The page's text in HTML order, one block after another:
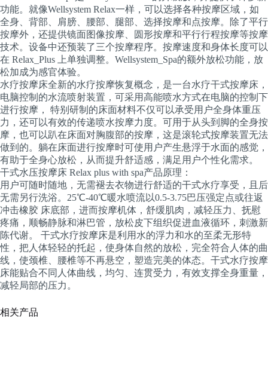
功能。就像Wellsystem Relax一样，可以选择各种按摩区域，如
全身、背部、肩膀、腰部、腿部、选择按摩和点按摩。除了平行
按摩外，还提供镜面图像按摩、圆形按摩和平行行程按摩等按摩
技术。设备中还预装了三个按摩程序。按摩速度和身体长度可以
在 Relax_Plus 上单独调整。Wellsystem_Spa的额外放松功能，放
松加成为感官体验。
水疗按摩床全新的水疗按摩恢复概念，是一台水疗干式按摩床，
电脑控制的水流喷射装置，可采用高能喷水方式在电脑的控制下
进行按摩， 特别研制的床面材料不仅可以承受用户全身体重压
力，还可以有效的传递喷水按摩力度。可用于从头到脚的全身按
摩，也可以趴在床面对胸腹部的按摩，这是滚轮式按摩装置无法
做到的。躺在床面进行按摩时可使用户产生悬浮于水面的感觉，
有助于全身心放松，从而提升舒适感，满足用户个性化需求。
干式水压按摩床 Relax plus with spa产品原理：
用户可随时随地，无需褪去衣物进行舒适的干式水疗享受，且后
无需另行洗浴。25℃-40℃暖水喷流以0.5-3.75巴压强定点或往返
冲击橡胶 床底部，进而按摩机体，舒缓肌肉，减轻压力、抚慰
疼痛，顺畅静脉和淋巴管，放松皮下组织促进血液循环，刺激新
陈代谢。 干式水疗按摩床是利用水的浮力和水的至柔无形特
性，把人体轻轻的托起，使身体自然的放松，完全符合人体的曲
线，使颈椎、腰椎等不再悬空，塑造完美的体态。干式水疗按摩
床能贴合不同人体曲线，均匀、连贯受力，有效支撑全身重量，
减轻局部的压力。
相关产品